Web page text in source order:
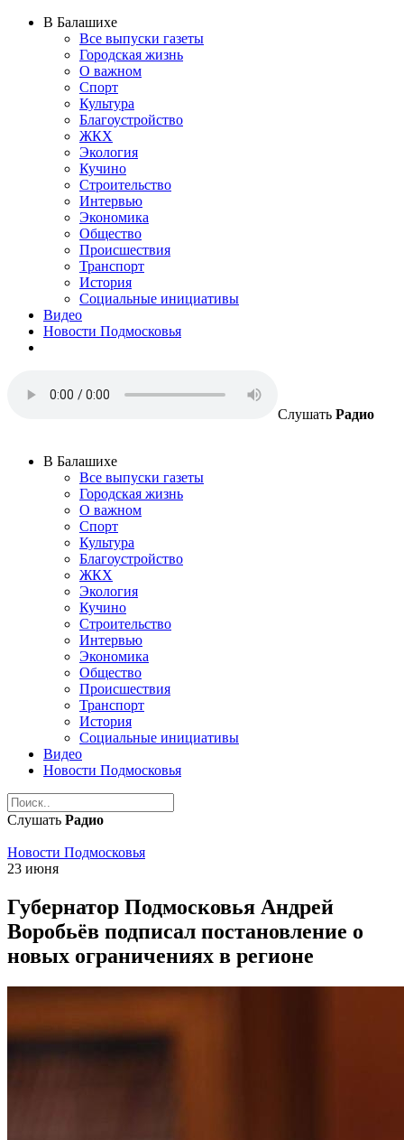
В Балашихе
Все выпуски газеты
Городская жизнь
О важном
Спорт
Культура
Благоустройство
ЖКХ
Экология
Кучино
Строительство
Интервью
Экономика
Общество
Происшествия
Транспорт
История
Социальные инициативы
Видео
Новости Подмосковья
Слушать Радио
В Балашихе
Все выпуски газеты
Городская жизнь
О важном
Спорт
Культура
Благоустройство
ЖКХ
Экология
Кучино
Строительство
Интервью
Экономика
Общество
Происшествия
Транспорт
История
Социальные инициативы
Видео
Новости Подмосковья
Слушать Радио
Новости Подмосковья
23 июня
Губернатор Подмосковья Андрей
Воробьёв подписал постановление о
новых ограничениях в регионе